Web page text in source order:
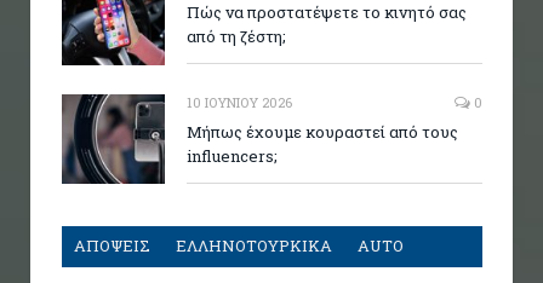
Πώς να προστατέψετε το κινητό σας
από τη ζέστη;
10 ΙΟΥΝΊΟΥ 2026 0
Μήπως έχουμε κουραστεί από τους
influencers;
ΑΠΟΨΕΙΣ ΕΛΛΗΝΟΤΟΥΡΚΙΚΑ AUTO